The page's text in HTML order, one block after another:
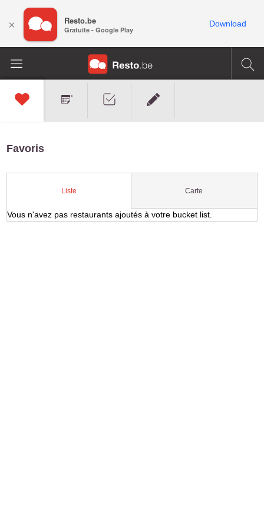
Favoris
Liste Carte
Vous n'avez pas restaurants ajoutés à votre bucket list.
× Resto.be
Gratuite - Google Play
Download